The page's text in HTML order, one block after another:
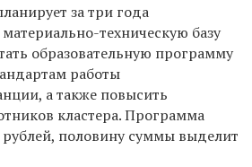
за три года
техническую базу
образовательную программу
работы
а также повысить
кластера. Программа
половину суммы выделит